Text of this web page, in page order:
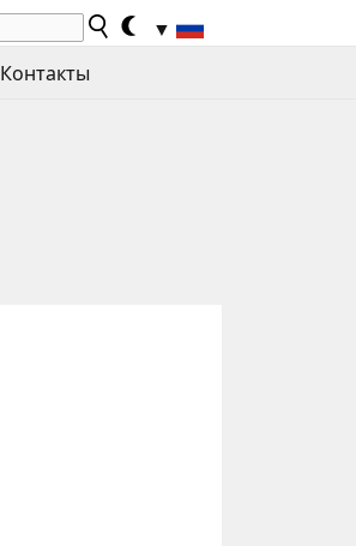
▼
Контакты